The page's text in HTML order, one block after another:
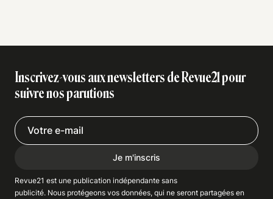
Inscrivez-vous aux newsletters de Revue21 pour
suivre nos parutions
Je m'inscris
Revue21 est une publication indépendante sans
publicité. Nous protégeons vos données, qui ne seront partagées en